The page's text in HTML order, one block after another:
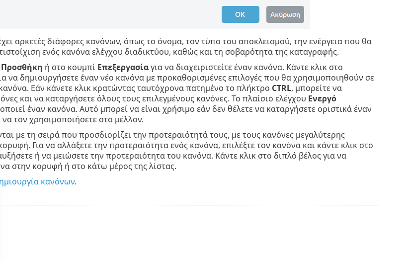
αρκετές διάφορες κανόνων, όπως το όνομα, τον τύπο του αποκλεισμού, την ενέργεια που θα
ενός κανόνα ελέγχου διαδικτύου, καθώς και τη σοβαρότητα της καταγραφής.
Προσθήκη ή στο κουμπί Επεξεργασίαγια να διαχειριστείτε έναν κανόνα. Κάντε κλικ στο
να δημιουργήσετε έναν νέο κανόνα με προκαθορισμένες επιλογές που θα χρησιμοποιηθούν σε
Εάν κάνετε κλικ κρατώντας ταυτόχρονα πατημένο το πλήκτρο CTRL, μπορείτε να
και να καταργήσετε όλους τους επιλεγμένους κανόνες. Το πλαίσιο ελέγχου Ενεργό
έναν κανόνα. Αυτό μπορεί να είναι χρήσιμο εάν δεν θέλετε να καταργήσετε οριστικά έναν
να τον χρησιμοποιήσετε στο μέλλον.
με τη σειρά που προσδιορίζει την προτεραιότητά τους, με τους κανόνες μεγαλύτερης
Για να αλλάξετε την προτεραιότητα ενός κανόνα, επιλέξτε τον κανόνα και κάντε κλικ στο
ή να μειώσετε την προτεραιότητα του κανόνα. Κάντε κλικ στο διπλό βέλος για να
στην κορυφή ή στο κάτω μέρος της λίστας.
κανόνων.